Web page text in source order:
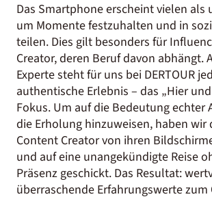
Das Smartphone erscheint vielen als
um Momente festzuhalten und in
teilen. Dies gilt besonders für
Creator, deren Beruf davon abhängt.
Experte steht für uns bei DERTOUR
authentische Erlebnis – das „Hier
Fokus. Um auf die Bedeutung echter
die Erholung hinzuweisen, haben wir
Content Creator von ihren
und auf eine unangekündigte Reise
Präsenz geschickt. Das Resultat:
überraschende Erfahrungswerte